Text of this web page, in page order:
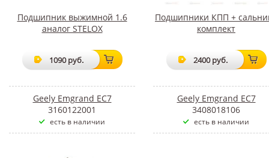
Подшипник выжимной 1.6
аналог STELOX
1090 руб.
Geely Emgrand EC7
3160122001
есть в наличии
Подшипники КПП +
комплект
2400 руб.
Geely Emgrand EC7
3408018106
есть в наличии